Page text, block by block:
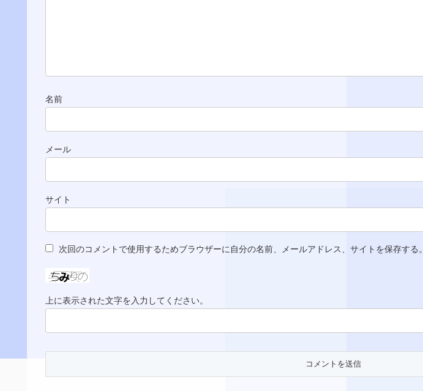
名前
メール
サイト
次回のコメントで使用するためブラウザーに自分の名前、メールアドレス、サイトを保存する。
上に表示された文字を入力してください。